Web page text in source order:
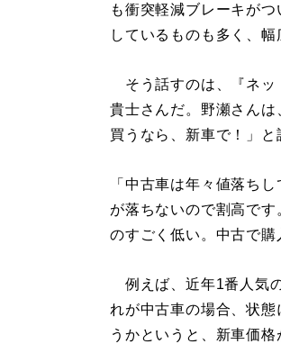
も衝突軽減ブレーキが
しているものも多く、
そう話すのは、『ネッ
貴士さんだ。野瀬さん
買うなら、新車で！」
「中古車は年々値落ち
が落ちないので割高で
のすごく低い。中古で購
例えば、近年1番人気
れが中古車の場合、状
うかというと、新車価